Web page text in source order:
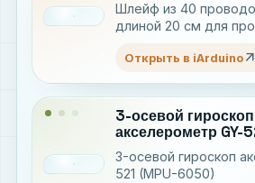
Шлейф из 40
длиной 20 см для
Открыть в iArduino arrow_outward
3-осевой
акселерометр GY-
6050)
3-осевой гироскоп
521 (MPU-6050)